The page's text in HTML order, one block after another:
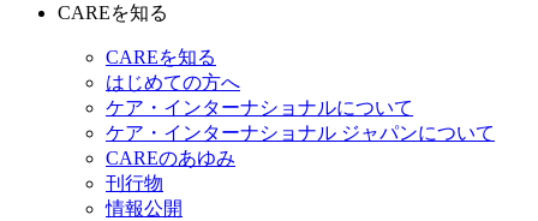
CAREを知る
CAREを知る
はじめての方へ
ケア・インターナショナルについて
ケア・インターナショナル ジャパンについて
CAREのあゆみ
刊行物
情報公開